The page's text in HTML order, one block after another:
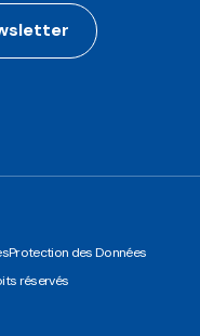
Protection des Données
réservés